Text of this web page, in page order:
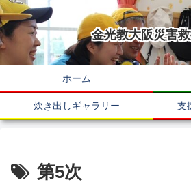
金光教大阪災害
ホーム
炊き出しギャラリー 支
第5次